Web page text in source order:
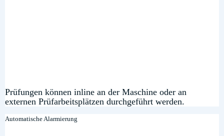
Prüfungen können inline an der Maschine oder an
externen Prüfarbeitsplätzen durchgeführt werden.
Automatische Alarmierung